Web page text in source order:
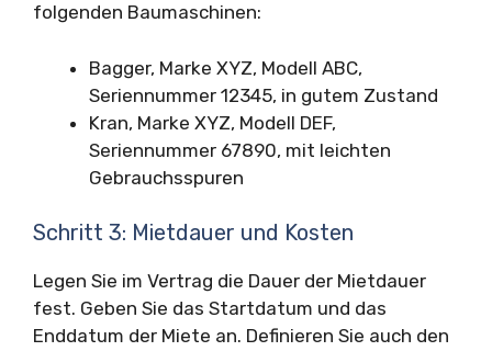
folgenden Baumaschinen:
Bagger, Marke XYZ, Modell ABC,
Seriennummer 12345, in gutem Zustand
Kran, Marke XYZ, Modell DEF,
Seriennummer 67890, mit leichten
Gebrauchsspuren
Schritt 3: Mietdauer und Kosten
Legen Sie im Vertrag die Dauer der Mietdauer
fest. Geben Sie das Startdatum und das
Enddatum der Miete an. Definieren Sie auch den